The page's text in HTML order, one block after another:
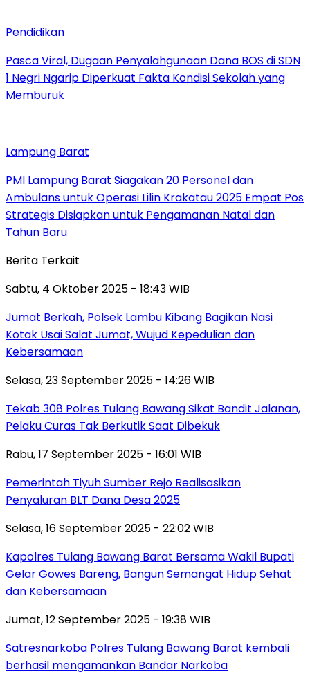
Pendidikan
Pasca Viral, Dugaan Penyalahgunaan Dana BOS di SDN
1 Negri Ngarip Diperkuat Fakta Kondisi Sekolah yang
Memburuk
Lampung Barat
PMI Lampung Barat Siagakan 20 Personel dan
Ambulans untuk Operasi Lilin Krakatau 2025 Empat Pos
Strategis Disiapkan untuk Pengamanan Natal dan
Tahun Baru
Berita Terkait
Sabtu, 4 Oktober 2025 - 18:43 WIB
Jumat Berkah, Polsek Lambu Kibang Bagikan Nasi
Kotak Usai Salat Jumat, Wujud Kepedulian dan
Kebersamaan
Selasa, 23 September 2025 - 14:26 WIB
Tekab 308 Polres Tulang Bawang Sikat Bandit Jalanan,
Pelaku Curas Tak Berkutik Saat Dibekuk
Rabu, 17 September 2025 - 16:01 WIB
Pemerintah Tiyuh Sumber Rejo Realisasikan
Penyaluran BLT Dana Desa 2025
Selasa, 16 September 2025 - 22:02 WIB
Kapolres Tulang Bawang Barat Bersama Wakil Bupati
Gelar Gowes Bareng, Bangun Semangat Hidup Sehat
dan Kebersamaan
Jumat, 12 September 2025 - 19:38 WIB
Satresnarkoba Polres Tulang Bawang Barat kembali
berhasil mengamankan Bandar Narkoba